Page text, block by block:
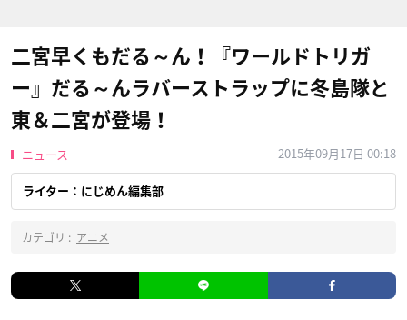
二宮早くもだる～ん！『ワールドトリガ
ー』だる～んラバーストラップに冬島隊と
東＆二宮が登場！
ニュース 2015年09月17日 00:18
ライター：にじめん編集部
カテゴリ : アニメ